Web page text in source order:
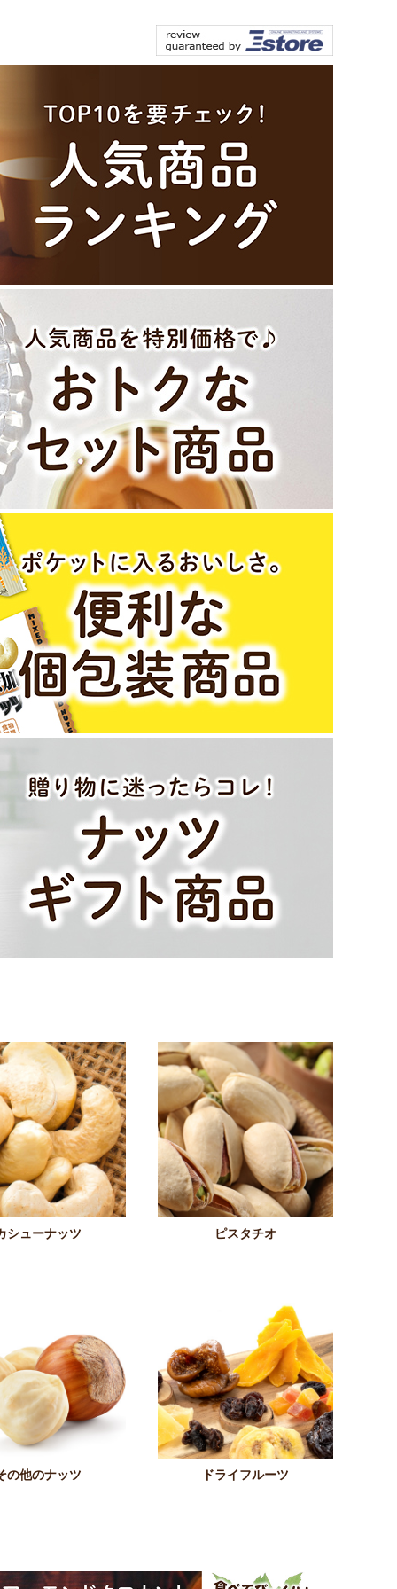
シューナッツ ピスタチオ
の他のナッツ ドライフルーツ